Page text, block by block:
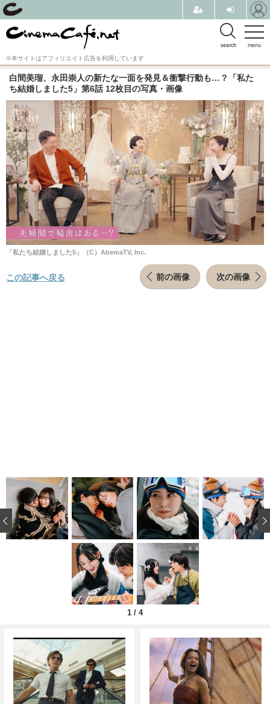
menu
search
※本サイトはアフィリエイト広告を利用しています
白間美瑠、永田崇人の新たな一面を発見＆衝撃行動も…？「私た
ち結婚しました5」第6話 12枚目の写真・画像
「私たち結婚しました5」（C）AbemaTV, Inc.
前の画像 次の画像
この記事へ戻る
1 / 4
‹